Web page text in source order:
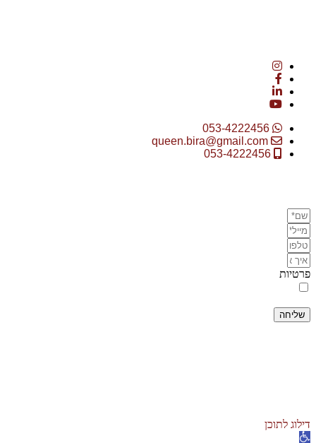
053-4222456
queen.bira@gmail.com
053-4222456
פרטיות
שליחה
דילוג לתוכן
פתח סרגל נגישות